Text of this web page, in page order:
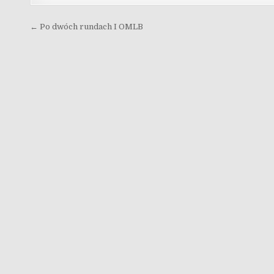
Nawigacja wpisu
← Po dwóch rundach I OMLB